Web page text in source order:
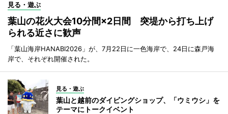
見る・遊ぶ
葉山の花火大会10分間×2日間 突堤から打ち上げ
られる近さに歓声
「葉山海岸HANABI2026」が、7月22日に一色海岸で、24日に森戸海
岸で、それぞれ開催された。
見る・遊ぶ
葉山と越前のダイビングショップ、「ウミウシ」を
テーマにトークイベント